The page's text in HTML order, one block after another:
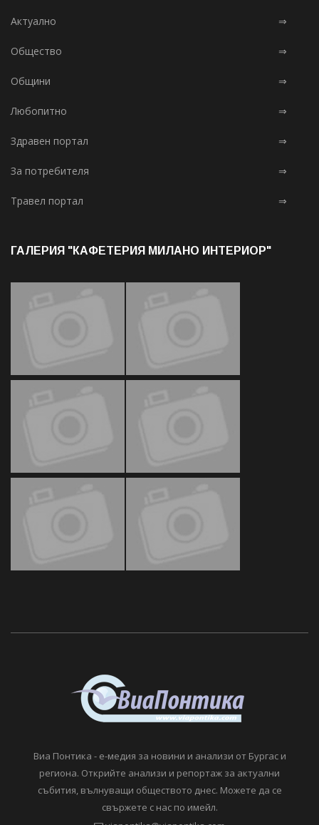
Актуално ⇒
Общество ⇒
Общини ⇒
Любопитно ⇒
Здравен портал ⇒
За потребителя ⇒
Травел портал ⇒
ГАЛЕРИЯ "КАФЕТЕРИЯ МИЛАНО ИНТЕРИОР"
Виа Понтика - е-медия за новини и анализи от Бургас и
региона. Открийте анализи и репортаж за актуални
събития, вълнуващи обществото днес. Можете да се
свържете с нас по имейл.